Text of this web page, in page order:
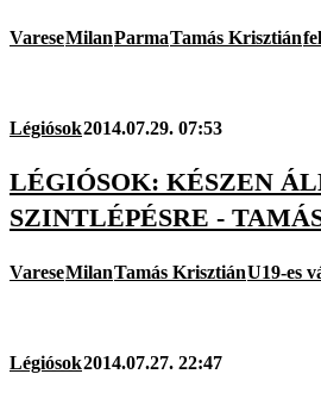
VareseMilanParmaTamás Krisztián
Légiósok2014.07.29. 07:53
LÉGIÓSOK: KÉSZEN
SZINTLÉPÉSRE -
VareseMilanTamás KrisztiánU19-es
Légiósok2014.07.27. 22:47